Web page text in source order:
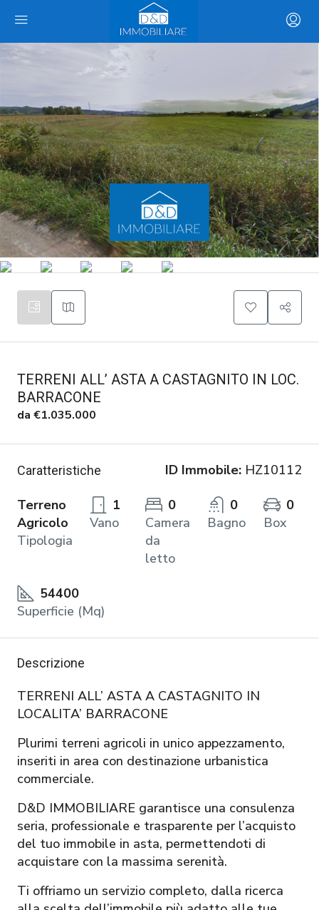
TERRENI ALL’ ASTA A CASTAGNITO IN LOC.
BARRACONE
da €1.035.000
Caratteristiche ID Immobile: HZ10112
Terreno
Agricolo
Tipologia
1
Vano
0
Camera
da
letto
0
Bagno
0
Box
54400
Superficie (Mq)
Descrizione
TERRENI ALL’ ASTA A CASTAGNITO IN
LOCALITA’ BARRACONE
Plurimi terreni agricoli in unico appezzamento,
inseriti in area con destinazione urbanistica
commerciale.
D&D IMMOBILIARE garantisce una consulenza
seria, professionale e trasparente per l’acquisto
del tuo immobile in asta, permettendoti di
acquistare con la massima serenità.
Ti offriamo un servizio completo, dalla ricerca